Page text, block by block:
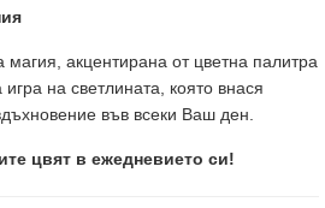
акцентирана от цветна палитра
на светлината, която внася
във всеки Ваш ден.
цвят в ежедневието си!